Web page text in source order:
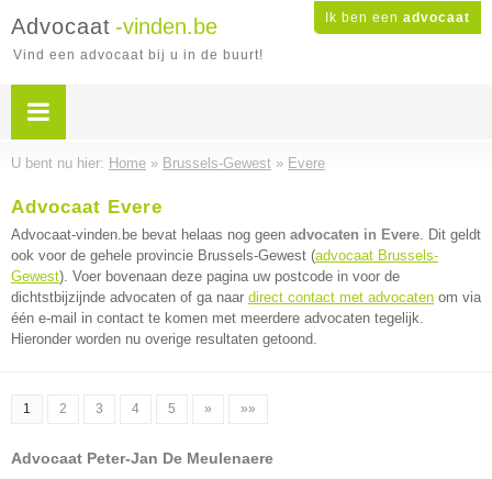
Ik ben een advocaat
Advocaat -vinden.be
Vind een advocaat bij u in de buurt!
U bent nu hier: Home » Brussels-Gewest » Evere
Advocaat Evere
Advocaat-vinden.be bevat helaas nog geen advocaten in Evere. Dit geldt
ook voor de gehele provincie Brussels-Gewest (advocaat Brussels-
Gewest). Voer bovenaan deze pagina uw postcode in voor de
dichtstbijzijnde advocaten of ga naar direct contact met advocaten om via
één e-mail in contact te komen met meerdere advocaten tegelijk.
Hieronder worden nu overige resultaten getoond.
1 2 3 4 5 » »»
Advocaat Peter-Jan De Meulenaere